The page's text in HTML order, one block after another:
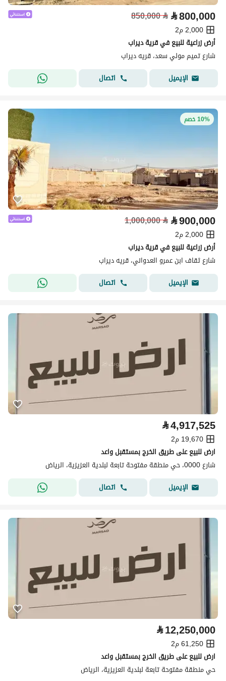
⃁800,000
⃁
850,000
2,000 م2
أرض زراعية للبيع في قرية ديراب
شارع تميم مولي سعد، قريه ديراب
الإيميل
اتصال
10% خصم
⃁900,000
⃁
1,000,000
2,000 م2
أرض زراعية للبيع في قرية ديراب
شارع ثقاف ابن عمرو العدواني، قريه ديراب
الإيميل
اتصال
⃁4,917,525
19,670 م2
ارض للبيع على طريق الخرج بمستقبل واعد
شارع 0000، حي منطقة مفتوحة تابعة لبلدية العزيزية، الرياض
الإيميل
اتصال
⃁12,250,000
61,250 م2
ارض للبيع على طريق الخرج بمستقبل واعد
حي منطقة مفتوحة تابعة لبلدية العزيزية، الرياض